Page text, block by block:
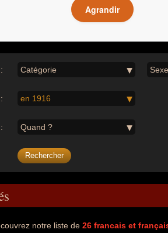
Agrandir
Catégorie Sexe
en 1916
Quand ?
notre liste de 26 francais et